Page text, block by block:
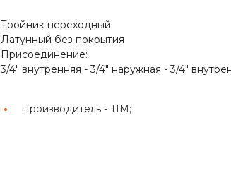
Тройник переходный
Латунный без покрытия
Присоединение:
3/4" внутренняя - 3/4" наружная - 3/4"
Производитель - TIM;